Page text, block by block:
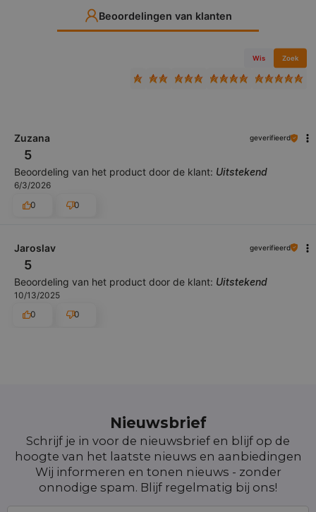
Beoordelingen van klanten
Wis Zoek
Zuzana geverifieerd
5
Beoordeling van het product door de klant: Uitstekend
6/3/2026
0
0
Jaroslav geverifieerd
5
Beoordeling van het product door de klant: Uitstekend
10/13/2025
0
0
Nieuwsbrief
Schrijf je in voor de nieuwsbrief en blijf op de
hoogte van het laatste nieuws en aanbiedingen
Wij informeren en tonen nieuws - zonder
onnodige spam. Blijf regelmatig bij ons!